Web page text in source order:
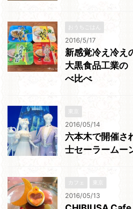
おうちごはん
2016/5/17
新感覚冷え冷え
大黒食品工業の
べ比べ
東京
2016/05/14
六本木で開催さ
士セーラームー
カフェ 東京
2016/05/13